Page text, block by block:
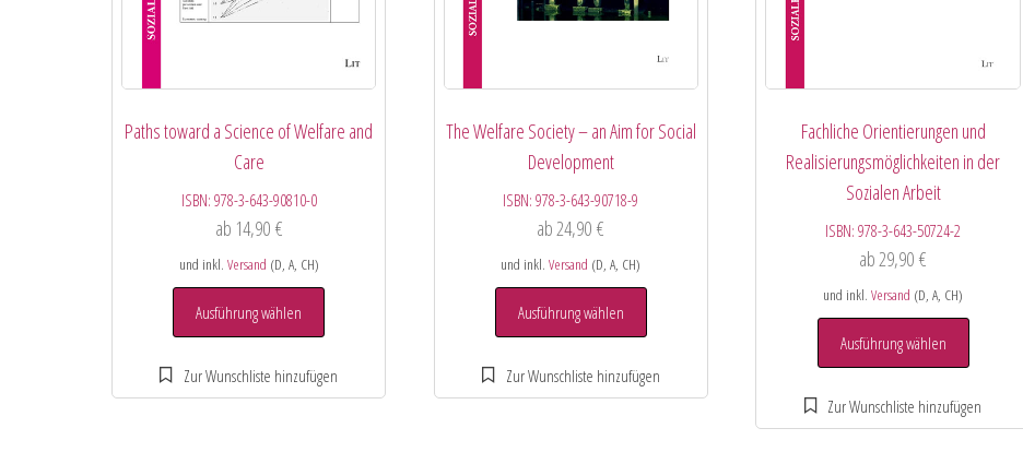
Paths toward a Science of Welfare and
Care
ISBN: 978-3-643-90810-0
ab 14,90 €
und inkl. Versand (D, A, CH)
Ausführung wählen
The Welfare Society – an Aim for Social
Development
ISBN:978-3-643-90718-9
ab24,90€
und inkl.Versand (D, A, CH)
Ausführung wählen
Fachliche Orientierungen und
Realisierungsmöglichkeiten in der
Sozialen Arbeit
ISBN:978-3-643-50724-2
ab29,90€
und inkl.Versand (D, A, CH)
Ausführung wählen